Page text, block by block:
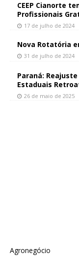
CEEP Cianorte
Profissionais
17 de julho de 2024
Nova Rotatória
31 de julho de 2024
Paraná:
Estaduais
26 de maio de 2025
Agronegócio